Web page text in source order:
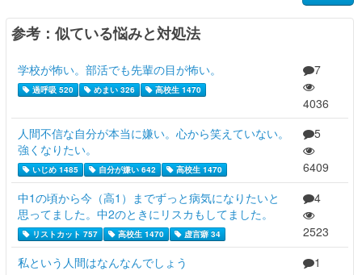
参考：似ている悩みと対処法
学校が怖い。部活でも先輩の目が怖い。
過呼吸 520 めまい 326 高校生 1470
7
4036
人間不信な自分が本当に嫌い。心から笑えていない。
強くなりたい。
いじめ 1485 自分が嫌い 642 高校生 1470
5
6409
中1の頃から今（高1）までずっと病気になりたいと
思ってました。中2のときにリスカもしてました。
リストカット 757 高校生 1470 虚言癖 34
4
2523
私という人間はなんなんでしょう
1